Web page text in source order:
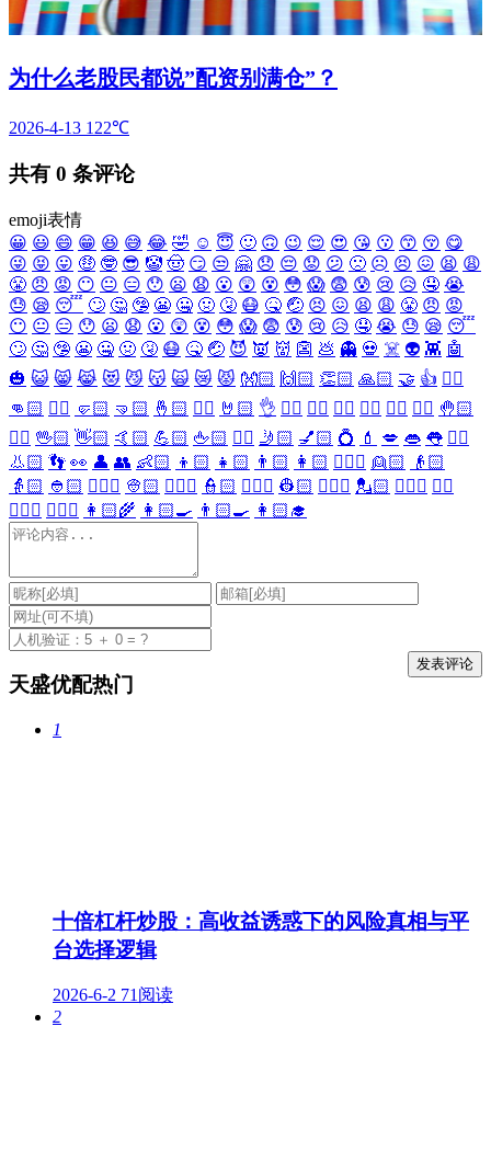
为什么老股民都说”配资别满仓”？
2026-4-13 122℃
共有 0 条评论
emoji表情
😀 😃 😄 😁 😆 😅 😂 🤣 ☺️ 😇 🙂 🙃 😉 😌 😍 😘 😗 😙 😚 😋
😜 😝 😛 🤑 🤓 😎 🤡 🤠 😏 😒 🤗 😞 😔 😟 😕 🙁 ☹️ 😣 😖 😫 😩
😤 😠 😡 😶 😐 😑 😯 😦 😧 😮 😲 😵 😳 😱 😨 😰 😢 😥 🤤 😭
😓 😪 😴 🙄 🤔 🤥 😬 🤐 🤢 🤧 😷 🤒 🤕 😣 😖 😫 😩 😤 😠 😡
😶 😐 😑 😯 😦 😧 😮 😲 😵 😳 😱 😨 😰 😢 😥 🤤 😭 😓 😪 😴
🙄 🤔 🤥 😬 🤐 🤢 🤧 😷 🤒 🤕 😈 👿 👹 👺 💩 👻 💀 ☠️ 👽 👾 🤖
🎃 😺 😸 😹 😻 😼 😽 🙀 😿 😾 👐🏻 🙌🏻 👏🏻 🙏🏻 🤝 👍 👎🏻
👊🏻 ✊🏻 🤛🏻 🤜🏻 🤞🏻 ✌🏻 🤘🏻 👌 👈🏻 👉🏻 👆🏻 👇🏻 ☝🏻 ✋🏻 🤚🏻
🖐🏻 🖖🏻 👋🏻 🤙🏻 💪🏻 🖕🏻 ✍🏻 🤳🏻 💅🏻 💍 💄 💋 👄 👅 👂🏻
👃🏻 👣 👀 👤 👥 👶🏻 👦🏻 👧🏻 👨🏻 👩🏻 👱🏻‍♀️ 👱🏻
👴🏻
👵🏻 👲🏻 👳🏻‍♀️ 👳🏻 👮🏻‍♀️ 👮🏻 👷🏻‍♀️ 👷🏻 💂🏻‍♀️ 💂🏻 🕵🏻‍♀️ 🕵🏻
👩🏻‍⚕️ 👨🏻‍⚕️ 👩🏻‍🌾 👩🏻‍🍳 👨🏻‍🍳 👩🏻‍🎓
天盛优配热门
1
十倍杠杆炒股：高收益诱惑下的风险真相与平
台选择逻辑
2026-6-2 71阅读
2